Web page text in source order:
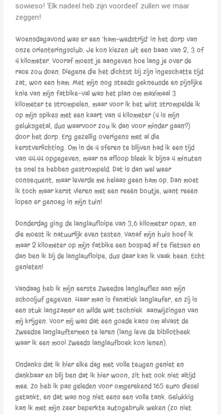
sowieso! ‘Elk nadeel heb zijn voordeel’ zullen we maar
zeggen!
Woensdagavond was er een ‘ham-wedstrijd’ in het dorp van
onze orienteringsclub. Je kon kiezen uit een baan van 2, 3 of
4 kilometer. Vooraf moest je aangeven hoe lang je over de
race zou doen. Diegene die het dichtst bij zijn ingeschatte tijd
zat, won een ham. Met mijn nog steeds gekneusde en pijnlijke
knie van mijn fatbike-val was het plan om maximaal 3
kilometer te strompelen, maar voor ik het wist strompelde ik
op mijn spikes met een kaart van 4 kilometer (4 is mijn
geluksgetal, dus waarvoor zou ik dan voor minder gaan?)
door het dorp. Erg gezellig overigens met al die
kerstverlichting. Om in de 4 sferen te blijven had ik een tijd
van 44:44 opgegeven, maar na afloop bleek ik bijna 4 minuten
te snel te hebben gestrompeld. Dat is dan wel weer
consequent, maar leverde me helaas geen ham op. Dan moet
ik toch maar kerst vieren met een reeën boutje, want reeën
lopen er genoeg in mijn tuin!
Donderdag ging de langlaufloipe van 3,6 kilometer open, en
die moest ik natuurlijk even testen. Vanaf mijn huis hoef ik
maar 2 kilometer op mijn fatbike een bospad af te fietsen en
dan ben ik bij de langlaufloipe, dus daar kan ik vaak heen. Echt
genieten!
Vandaag heb ik mijn eerste Zweedse langlaufles aan mijn
schooljuf gegeven. Haar man is fanatiek langlaufer, en zij is
een stuk langzamer en wilde wat techniek aanwijzingen van
mij krijgen. Voor mij was dat een goede kans om alvast de
Zweedse langlauftermen te leren (lang leve de bibliotheek
waar ik een mooi Zweeds langlaufboek kon lenen).
Ondanks dat ik hier elke dag met volle teugen geniet en
dankbaar en blij ben dat ik hier woon, zit het ook niet altijd
mee. Zo heb ik pas geleden voor omgerekend 165 euro diesel
getankt, en dat was nog niet eens een volle tank. Gelukkig
kan ik met mijn zeer beperkte autogebruik weken (zo niet